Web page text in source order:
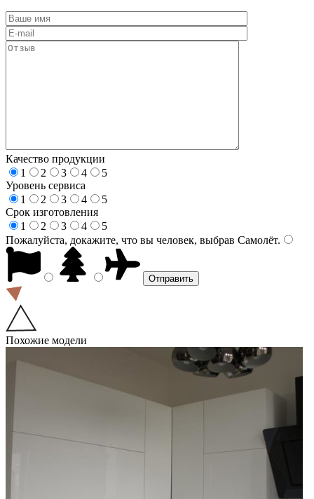
Качество продукции
1
2 3 4
5
Уровень сервиса
1
2 3 4
5
Срок изготовления
1
2 3 4
5
Пожалуйста, докажите, что вы человек, выбрав Самолёт.
Похожие модели